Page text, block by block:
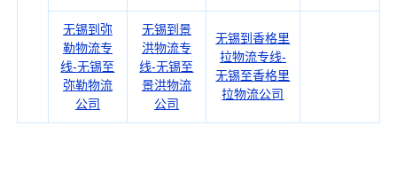
无锡到弥
勒物流专
线-无锡至
弥勒物流
公司
无锡到景
洪物流专
线-无锡至
景洪物流
公司
无锡到香格里
拉物流专线-
无锡至香格里
拉物流公司